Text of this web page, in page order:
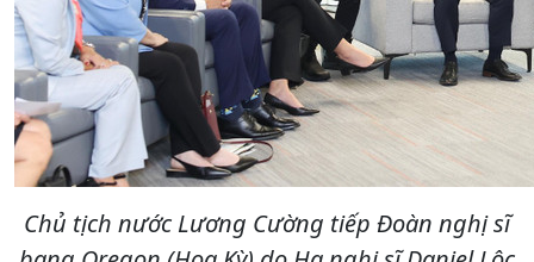
Chủ tịch nước Lương Cường tiếp Đoàn nghị sĩ